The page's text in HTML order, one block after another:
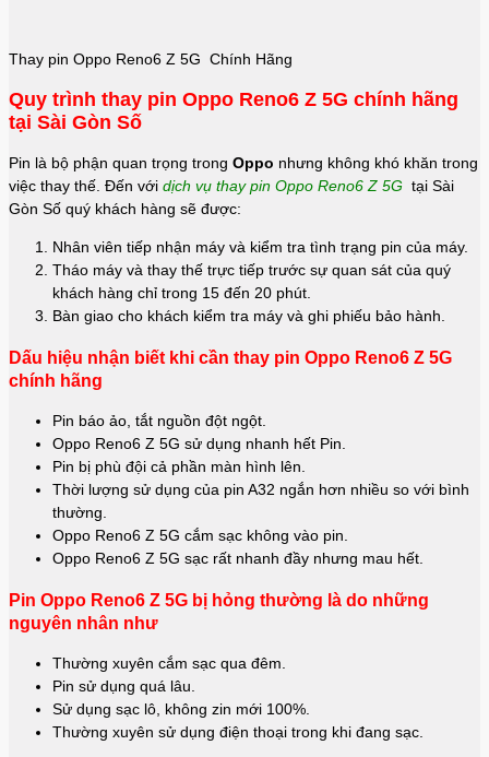
Thay pin Oppo Reno6 Z 5G Chính Hãng
Quy trình thay pin Oppo Reno6 Z 5G chính hãng
tại Sài Gòn Số
Pin là bộ phận quan trọng trong Oppo nhưng không khó khăn trong
việc thay thế. Đến với dịch vụ thay pin Oppo Reno6 Z 5G tại Sài
Gòn Số quý khách hàng sẽ được:
Nhân viên tiếp nhận máy và kiểm tra tình trạng pin của máy.
Tháo máy và thay thế trực tiếp trước sự quan sát của quý
khách hàng chỉ trong 15 đến 20 phút.
Bàn giao cho khách kiểm tra máy và ghi phiếu bảo hành.
Dấu hiệu nhận biết khi cần thay pin Oppo Reno6 Z 5G
chính hãng
Pin báo ảo, tắt nguồn đột ngột.
Oppo Reno6 Z 5G sử dụng nhanh hết Pin.
Pin bị phù đội cả phần màn hình lên.
Thời lượng sử dụng của pin A32 ngắn hơn nhiều so với bình
thường.
Oppo Reno6 Z 5G cắm sạc không vào pin.
Oppo Reno6 Z 5G sạc rất nhanh đầy nhưng mau hết.
Pin Oppo Reno6 Z 5G bị hỏng thường là do những
nguyên nhân như
Thường xuyên cắm sạc qua đêm.
Pin sử dụng quá lâu.
Sử dụng sạc lô, không zin mới 100%.
Thường xuyên sử dụng điện thoại trong khi đang sạc.